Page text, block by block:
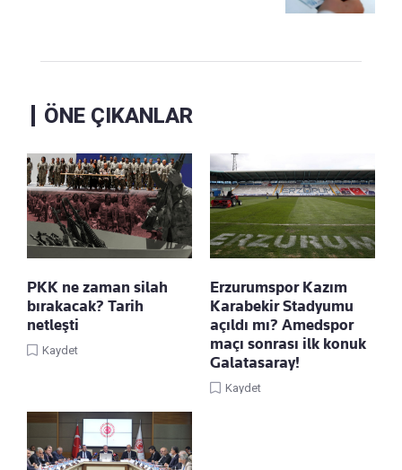
ÖNE ÇIKANLAR
PKK ne zaman silah
bırakacak? Tarih
netleşti
Kaydet
Erzurumspor Kazım
Karabekir Stadyumu
açıldı mı? Amedspor
maçı sonrası ilk konuk
Galatasaray!
Kaydet